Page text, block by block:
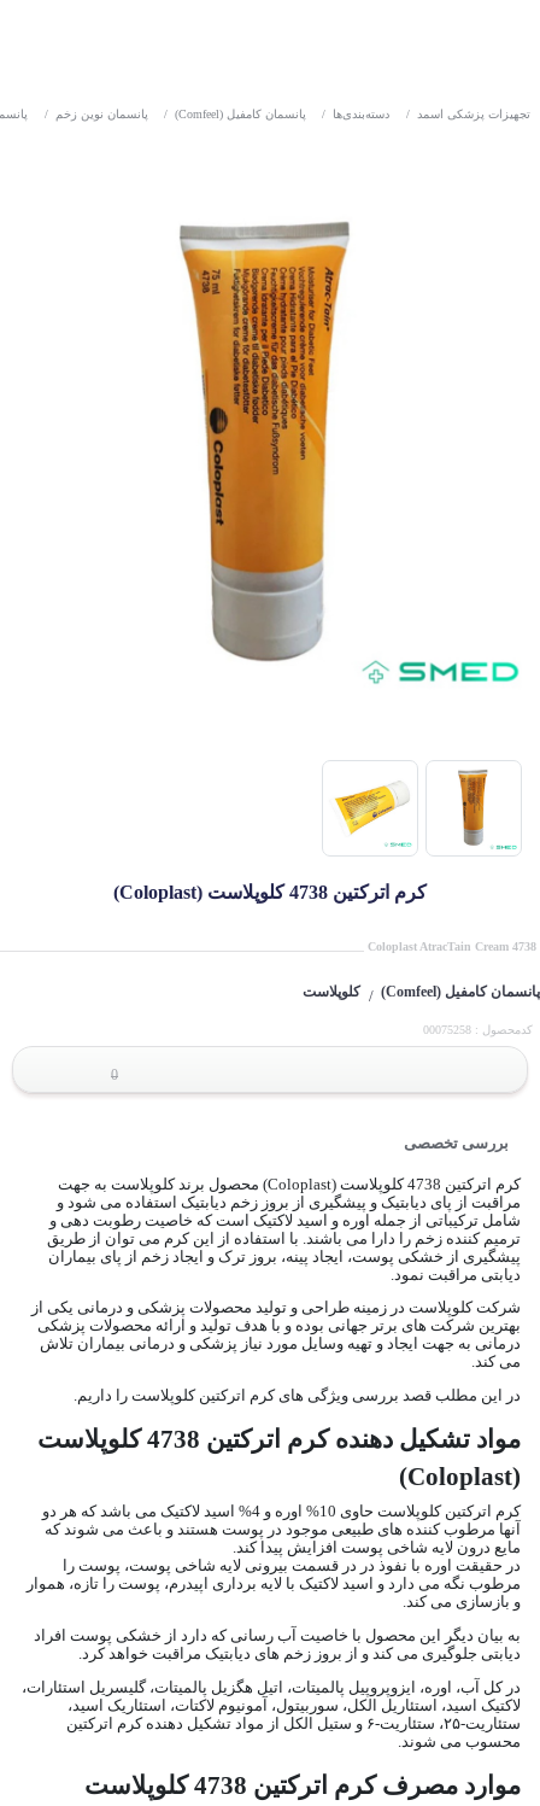
تجهیزات پزشکی اسمد / دسته‌بندی‌ها / پانسمان کامفیل (Comfeel) / پانسمان نوین زخم /
کرم اترکتین 4738 کلوپلاست (Coloplast)
Coloplast AtracTain Cream 4738
پانسمان کامفیل (Comfeel) / کلوپلاست
کدمحصول : 00075258
0
بررسی تخصصی
کرم اترکتین 4738 کلوپلاست (Coloplast) محصول برند کلوپلاست به جهت
مراقبت از پای دیابتیک و پیشگیری از بروز زخم دیابتیک استفاده می شود و
شامل ترکیباتی از جمله اوره و اسید لاکتیک است که خاصیت رطوبت دهی و
ترمیم کننده زخم را دارا می باشند. با استفاده از این کرم می توان از طریق
پیشگیری از خشکی پوست، ایجاد پینه، بروز ترک و ایجاد زخم از پای بیماران
دیابتی مراقبت نمود.
شرکت کلوپلاست در زمینه طراحی و تولید محصولات پزشکی و درمانی یکی از
بهترین شرکت های برتر جهانی بوده و با هدف تولید و ارائه محصولات پزشکی
درمانی به جهت ایجاد و تهیه وسایل مورد نیاز پزشکی و درمانی بیماران تلاش
می کند.
در این مطلب قصد بررسی ویژگی های کرم اترکتین کلوپلاست را داریم.
مواد تشکیل دهنده کرم اترکتین 4738 کلوپلاست
(Coloplast)
کرم اترکتین کلوپلاست حاوی 10% اوره و 4% اسید لاکتیک می باشد که هر دو
آنها مرطوب کننده های طبیعی موجود در پوست هستند و باعث می شوند که
مایع درون لایه شاخی پوست افزایش پیدا کند.
در حقیقت اوره با نفوذ در در قسمت بیرونی لایه شاخی پوست، پوست را
مرطوب نگه می دارد و اسید لاکتیک با لایه برداری اپیدرم، پوست را تازه، هموار
و بازسازی می کند.
به بیان دیگر این محصول با خاصیت آب رسانی که دارد از خشکی پوست افراد
دیابتی جلوگیری می کند و از بروز زخم های دیابتیک مراقبت خواهد کرد.
در کل آب، اوره، ایزوپروپیل پالمیتات، اتیل هگزیل پالمیتات، گلیسریل استئارات،
لاکتیک اسید، استئاریل الکل، سوربیتول، آمونیوم لاکتات، استئاریک اسید،
ستئاریت-۲۵، ستئاریت-۶ و ستیل الکل از مواد تشکیل دهنده کرم اترکتین
محسوب می شوند.
موارد مصرف کرم اترکتین 4738 کلوپلاست